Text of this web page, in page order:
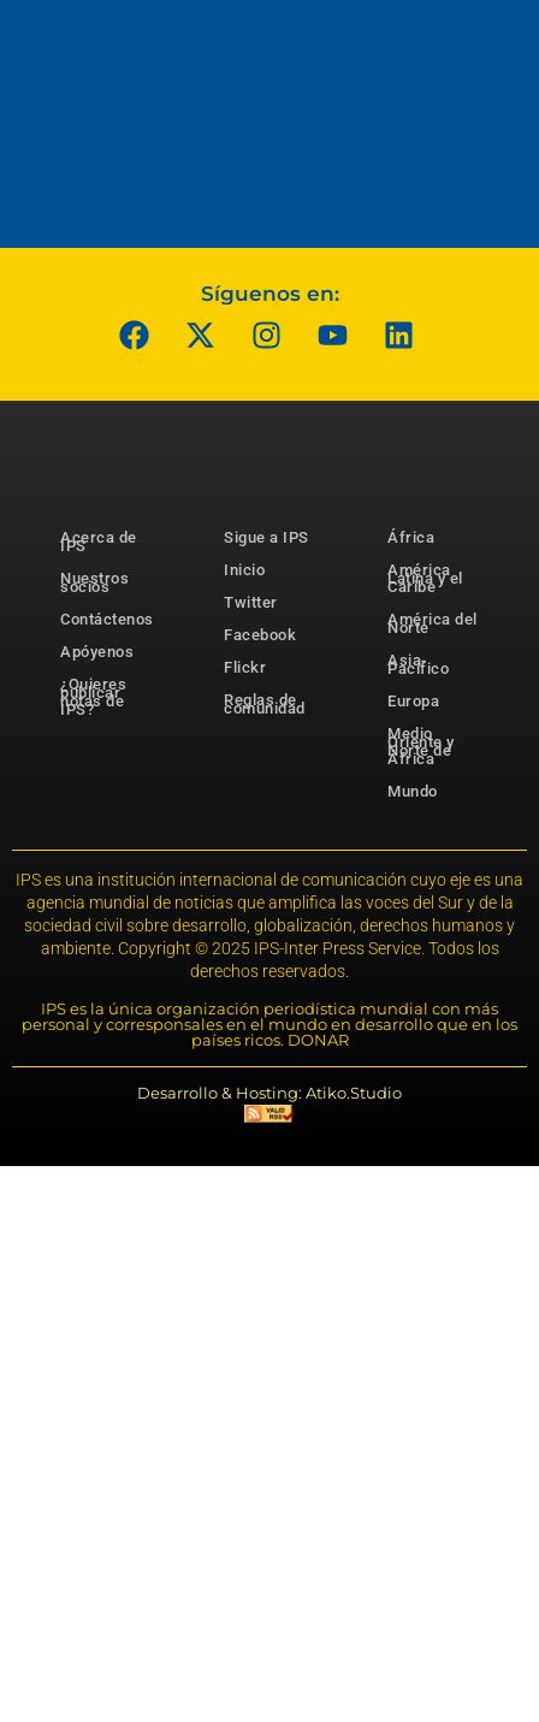
Síguenos en:
Acerca de
IPS
Nuestros
socios
Contáctenos
Apóyenos
¿Quieres
publicar
notas de
IPS?
Sigue a IPS
Inicio
Twitter
Facebook
Flickr
Reglas de
comunidad
África
América
Latina y el
Caribe
América del
Norte
Asia-
Pacífico
Europa
Medio
Oriente y
Norte de
África
Mundo
IPS es una institución internacional de comunicación cuyo eje es una
agencia mundial de noticias que amplifica las voces del Sur y de la
sociedad civil sobre desarrollo, globalización, derechos humanos y
ambiente. Copyright © 2025 IPS-Inter Press Service. Todos los
derechos reservados.
IPS es la única organización periodística mundial con más
personal y corresponsales en el mundo en desarrollo que en los
países ricos. DONAR
Desarrollo & Hosting: Atiko.Studio